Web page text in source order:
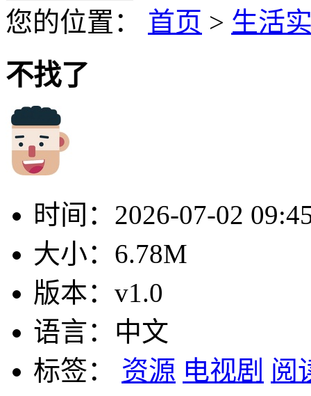
您的位置： 首页 > 生活
不找了
时间： 2026-07-02
大小： 6.78M
版本： v1.0
语言： 中文
标签：
资源 电视剧 阅